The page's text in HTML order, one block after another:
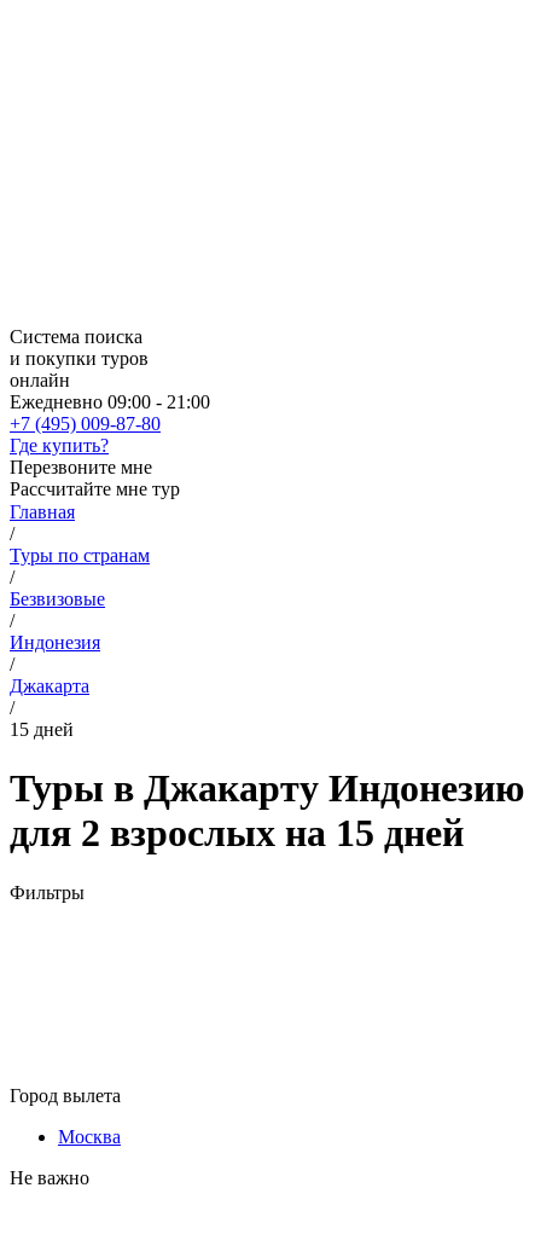
Система поиска
и покупки туров
онлайн
Ежедневно 09:00 - 21:00
+7 (495) 009-87-80
Где купить?
Перезвоните мне
Рассчитайте мне тур
Главная
/
Туры по странам
/
Безвизовые
/
Индонезия
/
Джакарта
/
15 дней
Туры в Джакарту Индонезию
для 2 взрослых на 15 дней
Фильтры
Город вылета
Москва
Не важно